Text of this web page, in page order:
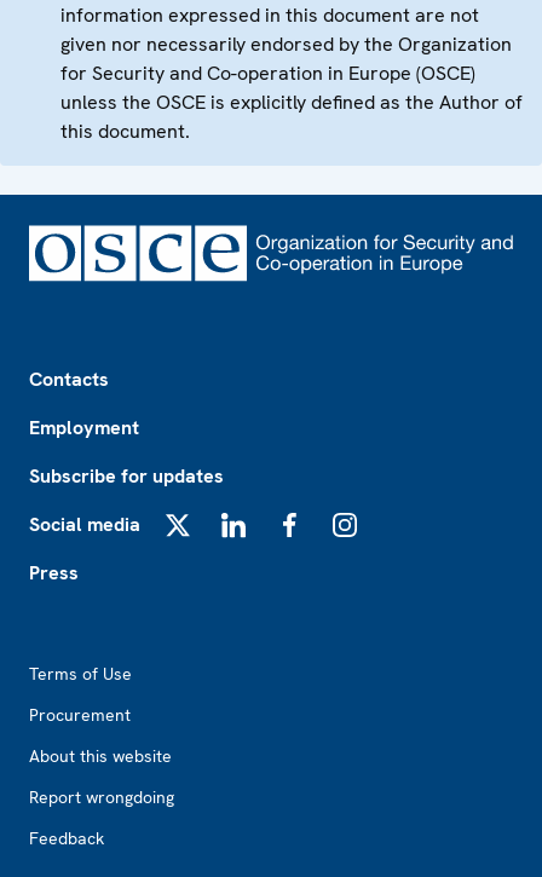
information expressed in this document are not
given nor necessarily endorsed by the Organization
for Security and Co-operation in Europe (OSCE)
unless the OSCE is explicitly defined as the Author of
this document.
Contacts
Employment
Subscribe for updates
Social media
Press
Terms of Use
Procurement
About this website
Report wrongdoing
Feedback